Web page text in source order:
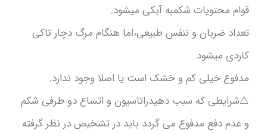
قوام محتویات شکمبه آبکی میشود.
تعداد ضربان و تنفس طبیعی،اما هنگام مرگ دچار تاکی
کاردی میشود.
مدفوع خیلی کم و خشک است یا اصلا وجود ندارد.
⚠️شرایطی که سبب دهیدراتاسیون و اتساع دو طرفی شکم
و عدم دفع مدفوع می گردد باید در تشخیص در نظر گرفته